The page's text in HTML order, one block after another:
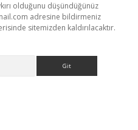
olduğunu düşündüğünüz
adresine bildirmeniz
sitemizden kaldırılacaktır.